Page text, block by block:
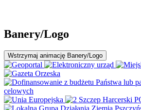
Banery/Logo
Wstrzymaj animację Banery/Logo